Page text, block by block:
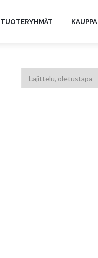
TUOTERYHMÄT KAUPPA